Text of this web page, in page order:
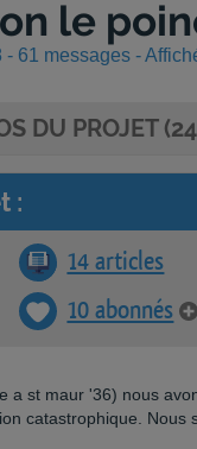
le
61 messages -
DU PROJET
:
14 articles
10 abonnés
a st maur '36) nous
catastrophique.